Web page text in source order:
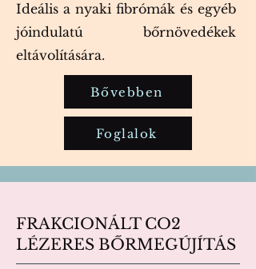
Ideális a nyaki fibrómák és egyéb
jóindulatú bőrnövedékek
eltávolítására.
Bővebben
Foglalok
FRAKCIONÁLT CO2
LÉZERES BŐRMEGÚJÍTÁS